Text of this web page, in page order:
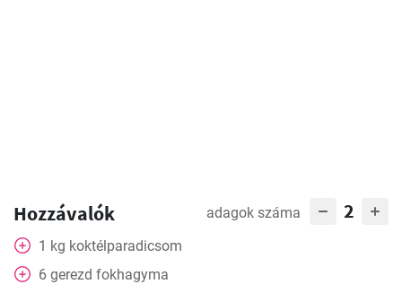
Hozzávalók adagok száma 2
1 kg koktélparadicsom
6 gerezd fokhagyma